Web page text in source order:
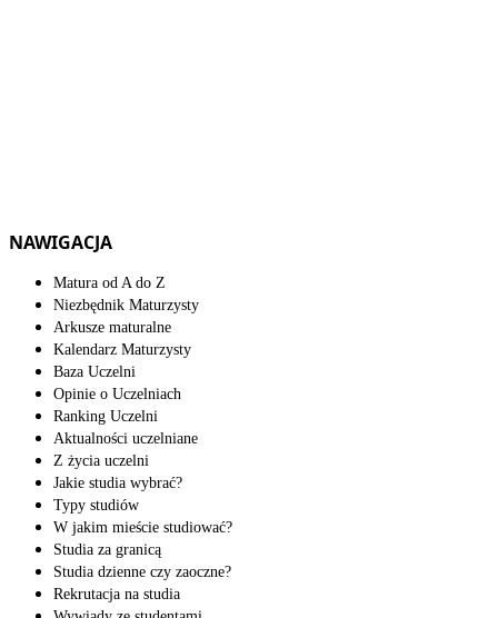
NAWIGACJA
Matura od A do Z
Niezbędnik Maturzysty
Arkusze maturalne
Kalendarz Maturzysty
Baza Uczelni
Opinie o Uczelniach
Ranking Uczelni
Aktualności uczelniane
Z życia uczelni
Jakie studia wybrać?
Typy studiów
W jakim mieście studiować?
Studia za granicą
Studia dzienne czy zaoczne?
Rekrutacja na studia